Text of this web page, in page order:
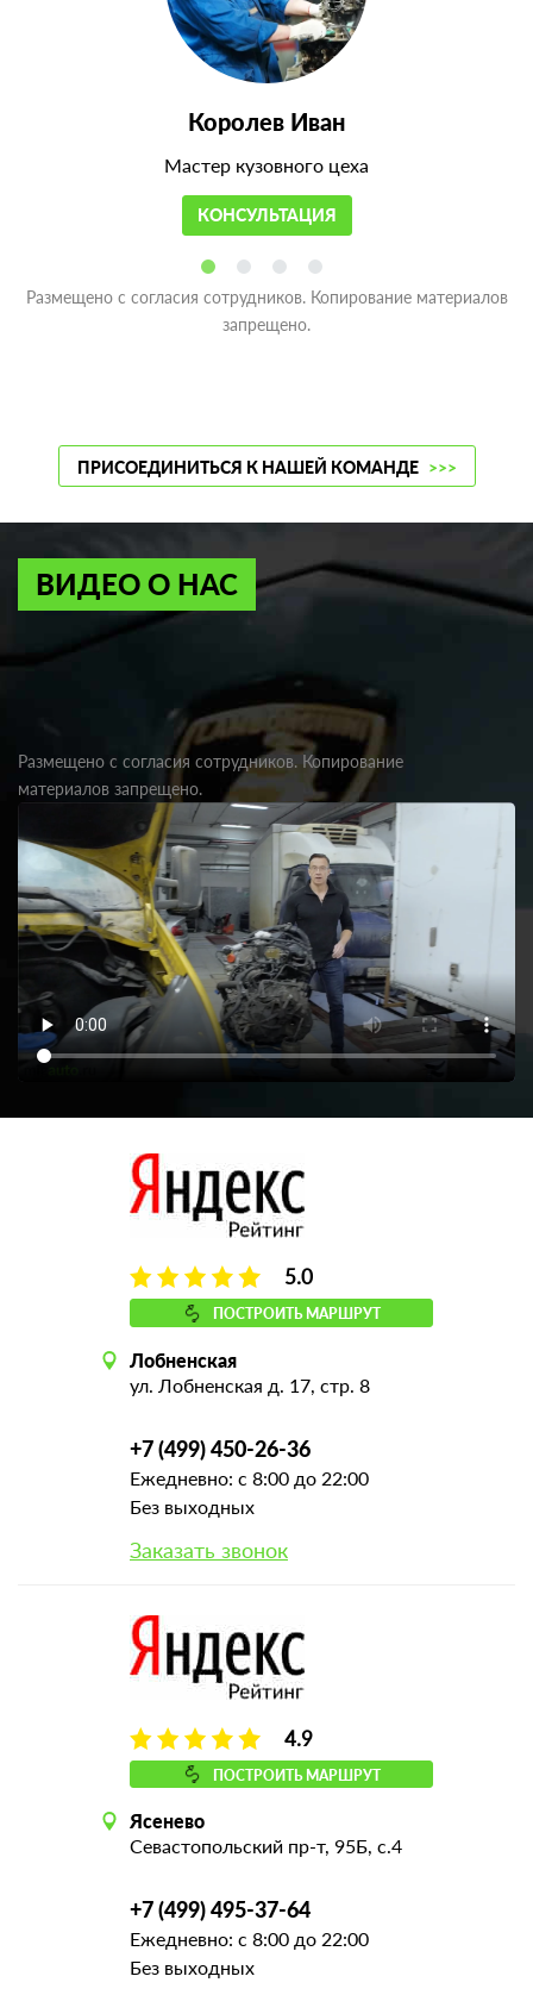
Королев Иван
Мастер кузовного цеха
КОНСУЛЬТАЦИЯ
Размещено с согласия сотрудников. Копирование материалов
запрещено.
ПРИСОЕДИНИТЬСЯ К НАШЕЙ КОМАНДЕ >>>
ВИДЕО О НАС
Размещено с согласия сотрудников. Копирование
материалов запрещено.
5.0
ПОСТРОИТЬ МАРШРУТ
Лобненская
ул. Лобненская д. 17, стр. 8
+7 (499) 450-26-36
Ежедневно: с 8:00 до 22:00
Без выходных
Заказать звонок
4.9
ПОСТРОИТЬ МАРШРУТ
Ясенево
Севастопольский пр-т, 95Б, с.4
+7 (499) 495-37-64
Ежедневно: с 8:00 до 22:00
Без выходных